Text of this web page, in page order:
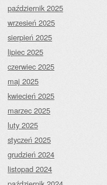
październik 2025
wrzesień 2025
sierpień 2025
lipiec 2025
czerwiec 2025
maj 2025
kwiecień 2025
marzec 2025
luty 2025
styczeń 2025
grudzień 2024
listopad 2024